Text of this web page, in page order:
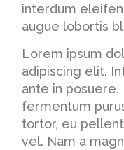
interdum
augue lobortis
Lorem ipsum
adipiscing elit.
ante in
fermentum
tortor, eu
vel. Nam a